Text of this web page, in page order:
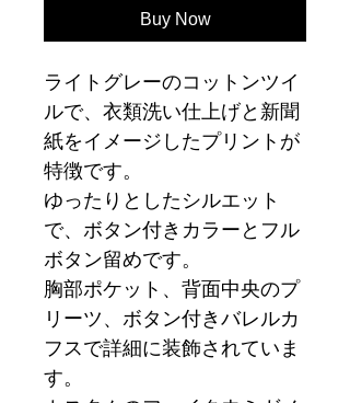
Buy Now
ライトグレーのコットンツイ
ルで、衣類洗い仕上げと新聞
紙をイメージしたプリントが
特徴です。
ゆったりとしたシルエット
で、ボタン付きカラーとフル
ボタン留めです。
胸部ポケット、背面中央のプ
リーツ、ボタン付きバレルカ
フスで詳細に装飾されていま
す。